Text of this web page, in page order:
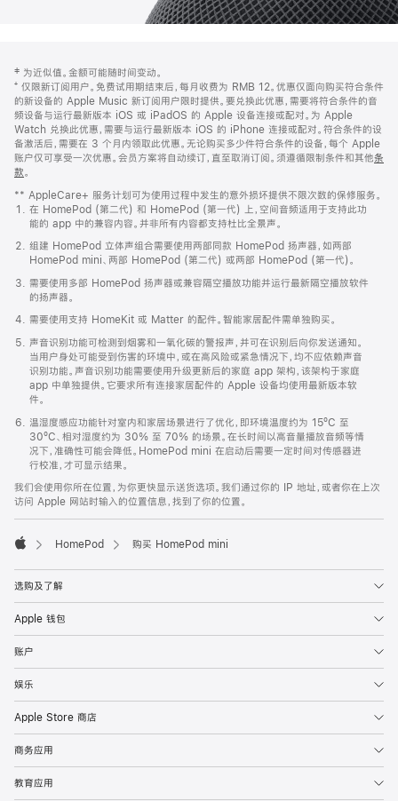
页
页
脚
注
‡ 为近似值。金额可能随时间变动。
⁺ 仅限新订阅用户。免费试用期结束后，每月收费为 RMB 12。优惠仅面向购买符合条件
的新设备的 Apple Music 新订阅用户限时提供。要兑换此优惠，需要将符合条件的音
频设备与运行最新版本 iOS 或 iPadOS 的 Apple 设备连接或配对。为 Apple
Watch 兑换此优惠，需要与运行最新版本 iOS 的 iPhone 连接或配对。符合条件的设
备激活后，需要在 3 个月内领取此优惠。无论购买多少件符合条件的设备，每个 Apple
账户仅可享受一次优惠。会员方案将自动续订，直至取消订阅。须遵循限制条件和其他条
款。
窗
口
中
打
开)
** AppleCare+ 服务计划可为使用过程中发生的意外损坏提供不限次数的保修服务。
在 HomePod (第二代) 和 HomePod (第一代) 上，空间音频适用于支持此功
能的 app 中的兼容内容。并非所有内容都支持杜比全景声。
组建 HomePod 立体声组合需要使用两部同款 HomePod 扬声器，如两部
HomePod mini、两部 HomePod (第二代) 或两部 HomePod (第一代)。
需要使用多部 HomePod 扬声器或兼容隔空播放功能并运行最新隔空播放软件
的扬声器。
需要使用支持 HomeKit 或 Matter 的配件。智能家居配件需单独购买。
声音识别功能可检测到烟雾和一氧化碳的警报声，并可在识别后向你发送通知。
当用户身处可能受到伤害的环境中，或在高风险或紧急情况下，均不应依赖声音
识别功能。声音识别功能需要使用升级更新后的家庭 app 架构，该架构于家庭
app 中单独提供。它要求所有连接家居配件的 Apple 设备均使用最新版本软
件。
温湿度感应功能针对室内和家居场景进行了优化，即环境温度约为 15ºC 至
30ºC、相对湿度约为 30% 至 70% 的场景。在长时间以高音量播放音频等情
况下，准确性可能会降低。HomePod mini 在启动后需要一定时间对传感器进
行校准，才可显示结果。
我们会使用你所在位置，为你更快显示送货选项。我们通过你的 IP 地址，或者你在上次
访问 Apple 网站时输入的位置信息，找到了你的位置。
HomePod 购买 HomePod mini
选购及了解
Apple 钱包
账户
娱乐
Apple Store 商店
商务应用
教育应用